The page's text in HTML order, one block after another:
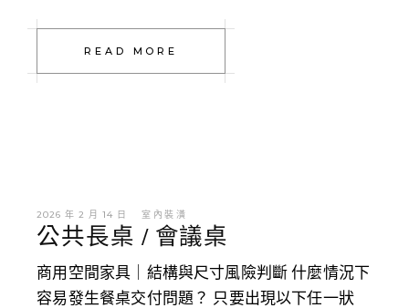
READ MORE
2026 年 2 月 14 日 室內裝潢
公共長桌 / 會議桌
商用空間家具｜結構與尺寸風險判斷 什麼情況下
容易發生餐桌交付問題？ 只要出現以下任一狀